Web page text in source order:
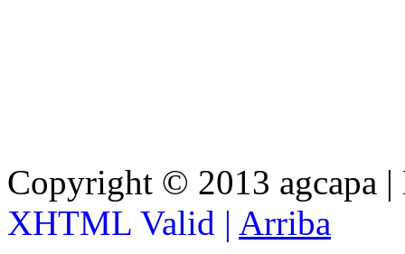
Copyright © 2013 agcapa
XHTML Valid | Arriba